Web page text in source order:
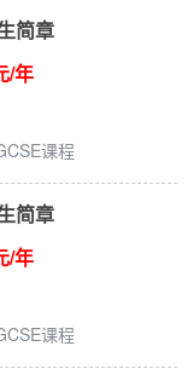
简章
/年
课程
简章
/年
课程